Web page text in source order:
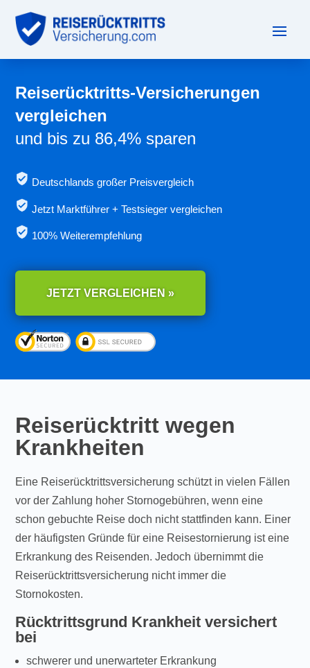
Reiserücktritts-Versicherungen
vergleichen
und bis zu 86,4% sparen
Deutschlands großer Preisvergleich
Jetzt Marktführer + Testsieger vergleichen
100% Weiterempfehlung
JETZT VERGLEICHEN »
Reiserücktritt wegen
Krankheiten
Eine Reiserücktrittsversicherung schützt in vielen Fällen
vor der Zahlung hoher Stornogebühren, wenn eine
schon gebuchte Reise doch nicht stattfinden kann. Einer
der häufigsten Gründe für eine Reisestornierung ist eine
Erkrankung des Reisenden. Jedoch übernimmt die
Reiserücktrittsversicherung nicht immer die
Stornokosten.
Rücktrittsgrund Krankheit versichert
bei
schwerer und unerwarteter Erkrankung